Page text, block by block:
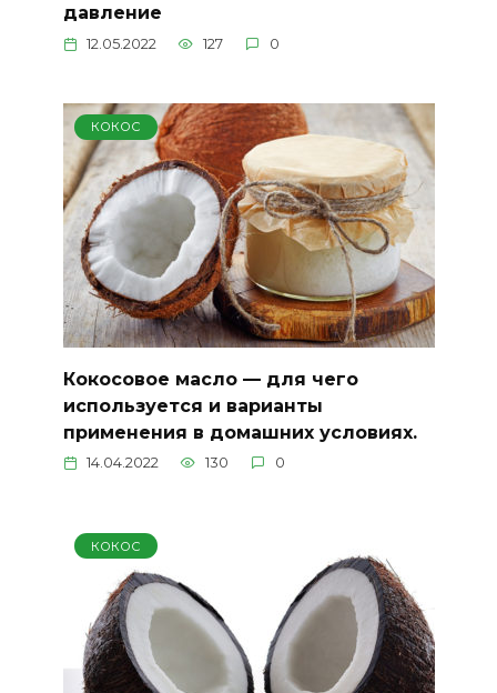
давление
12.05.2022 127 0
КОКОС
Кокосовое масло — для чего
используется и варианты
применения в домашних условиях.
14.04.2022 130 0
КОКОС